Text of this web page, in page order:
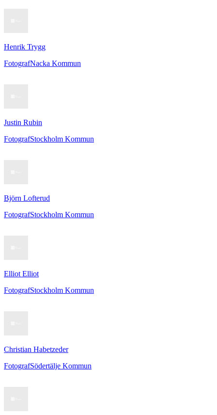
Henrik Trygg
FotografNacka Kommun
Justin Rubin
FotografStockholm Kommun
Björn Lofterud
FotografStockholm Kommun
Elliot Elliot
FotografStockholm Kommun
Christian Habetzeder
FotografSödertälje Kommun